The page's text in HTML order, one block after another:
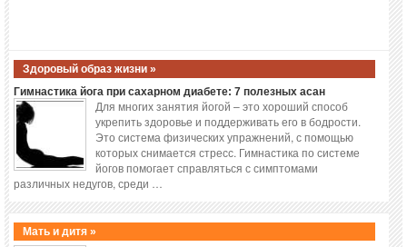
Здоровый образ жизни »
Гимнастика йога при сахарном диабете: 7 полезных асан
Для многих занятия йогой – это хороший способ
укрепить здоровье и поддерживать его в бодрости.
Это система физических упражнений, с помощью
которых снимается стресс. Гимнастика по системе
йогов помогает справляться с симптомами
различных недугов, среди …
Мать и дитя »